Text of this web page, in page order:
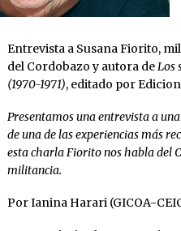
Entrevista a Susana Fiorito,
del Cordobazo y autora deLos
(1970-1971), editado por
Presentamos una entrevista a
de una de las experiencias más
esta charla Fiorito nos habla del
militancia.
Por Ianina Harari (GICOA-